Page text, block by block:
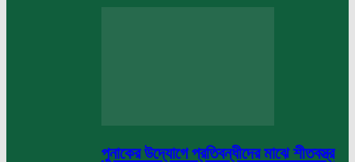
পুনাকের উদ্যোগে প্রতিবন্ধীদের মাঝে শীতবস্ত্র